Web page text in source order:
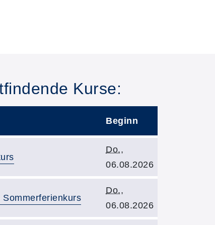
Kurse:
Beginn
Kursbeginn:
Do.,
06.08.2026
Kursbeginn:
Do.,
06.08.2026